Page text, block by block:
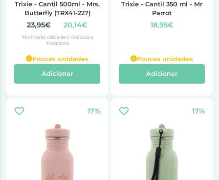
Trixie - Cantil 500ml - Mrs.
Butterfly (TRX41-227)
23,95€ 20,14€
*Promoção válida de 01/08/2026 a
31/08/2026
Poucas unidades
Adicionar
Trixie - Cantil 350 ml - Mr
Parrot
18,95€
Poucas unidades
Adicionar
17% 17%